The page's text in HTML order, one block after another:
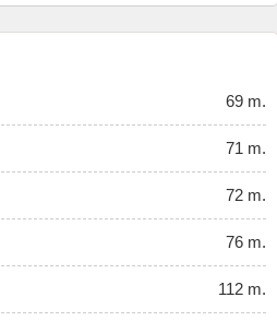
69 m.
71 m.
72 m.
76 m.
112 m.